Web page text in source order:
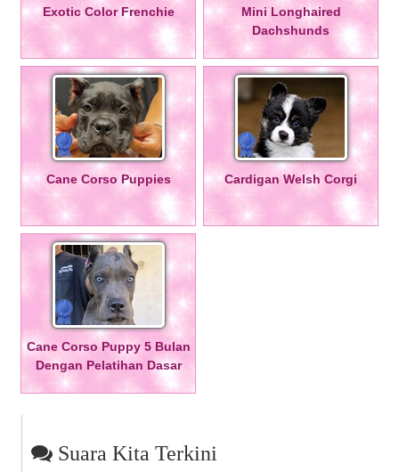
Exotic Color Frenchie
Mini Longhaired
Dachshunds
Cane Corso Puppies Cardigan Welsh Corgi
Cane Corso Puppy 5 Bulan
Dengan Pelatihan Dasar
Suara Kita Terkini